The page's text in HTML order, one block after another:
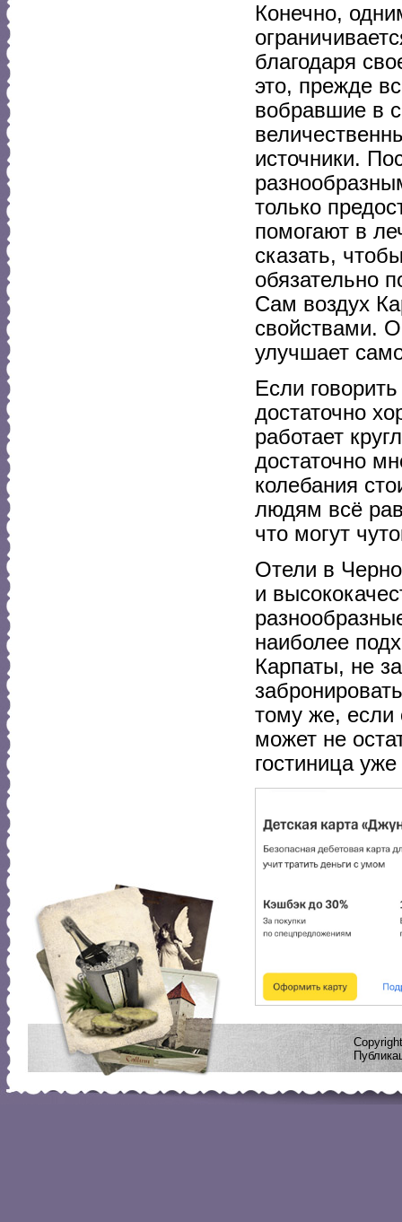
Конечно,
благодаря
это, прежде
вобравшие в
источники.
только
помогают в
сказать,
обязательно
Сам воздух
свойствами.
улучшает
Если
достаточно
работает
достаточно
колебания
людям всё
что могут
Отели в
и
наиболее
Карпаты, не
тому же, если
может не
гостиница